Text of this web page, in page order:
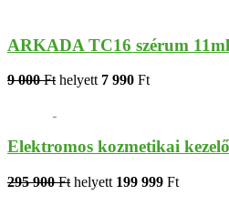
ARKADA TC16 szérum 11ml
9 000 Fthelyett 7 990 Ft
Elektromos kozmetikai
295 900 Ft helyett 199 999 Ft